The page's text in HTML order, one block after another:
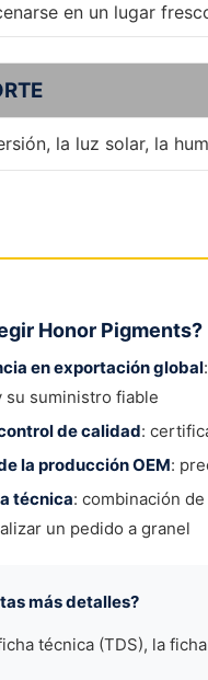
en un lugar
la luz solar, la
Honor Pigments?
en exportación global
su suministro fiable
de calidad:
la producción OEM:
técnica: combinación
un pedido a granel
más detalles?
técnica (TDS), la